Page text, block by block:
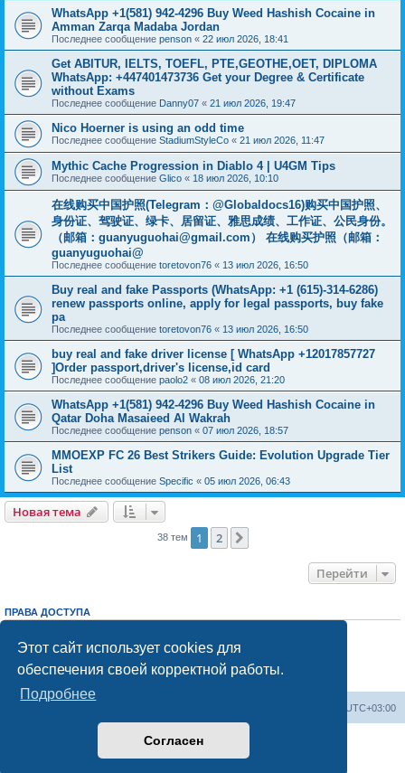
Этот сайт использует cookies для
обеспечения своей корректной работы.
Подробнее
Согласен
WhatsApp +1(581) 942-4296 Buy Weed Hashish Cocaine in
Amman Zarqa Madaba Jordan
Последнее сообщение penson « 22 июл 2026, 18:41
Get ABITUR, IELTS, TOEFL, PTE,GEOTHE,OET, DIPLOMA
WhatsApp: +447401473736 Get your Degree & Certificate
without Exams
Последнее сообщение Danny07 « 21 июл 2026, 19:47
Nico Hoerner is using an odd time
Последнее сообщение StadiumStyleCo « 21 июл 2026, 11:47
Mythic Cache Progression in Diablo 4 | U4GM Tips
Последнее сообщение Glico « 18 июл 2026, 10:10
在线购买中国护照(Telegram：@Globaldocs16)购买中国护照、
身份证、驾驶证、绿卡、居留证、雅思成绩、工作证、公民身份。
（邮箱： guanyuguohai@gmail.com ） 在线购买护照（邮箱：
guanyuguohai@
Последнее сообщение toretovon76 « 13 июл 2026, 16:50
Buy real and fake Passports (WhatsApp: +1 (615)-314-6286)
renew passports online, apply for legal passports, buy fake
pa
Последнее сообщение toretovon76 « 13 июл 2026, 16:50
buy real and fake driver license [ WhatsApp +12017857727
]Order passport,driver's license,id card
Последнее сообщение paolo2 « 08 июл 2026, 21:20
WhatsApp +1(581) 942-4296 Buy Weed Hashish Cocaine in
Qatar Doha Masaieed Al Wakrah
Последнее сообщение penson « 07 июл 2026, 18:57
MMOEXP FC 26 Best Strikers Guide: Evolution Upgrade Tier
List
Последнее сообщение Specific « 05 июл 2026, 06:43
Новая тема
38 тем 1 2
Перейти
ПРАВА ДОСТУПА
Выне можетеотвечать на сообщения
Выне можетередактировать свои сообщения
Выне можетеудалять свои сообщения
добавлять вложения
UTC+03:00
Создано на основеphpBB® Forum Software © phpBB Limited
Русская поддержка phpBB